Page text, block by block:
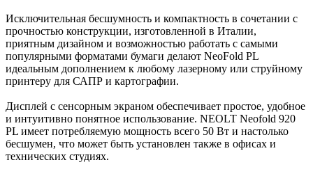
Исключительная бесшумность и компактность в сочетании с
прочностью конструкции, изготовленной в Италии,
приятным дизайном и возможностью работать с самыми
популярными форматами бумаги делают NeoFold PL
идеальным дополнением к любому лазерному или струйному
принтеру для САПР и картографии.
Дисплей с сенсорным экраном обеспечивает простое, удобное
и интуитивно понятное использование. NEOLT Neofold 920
PL имеет потребляемую мощность всего 50 Вт и настолько
бесшумен, что может быть установлен также в офисах и
технических студиях.